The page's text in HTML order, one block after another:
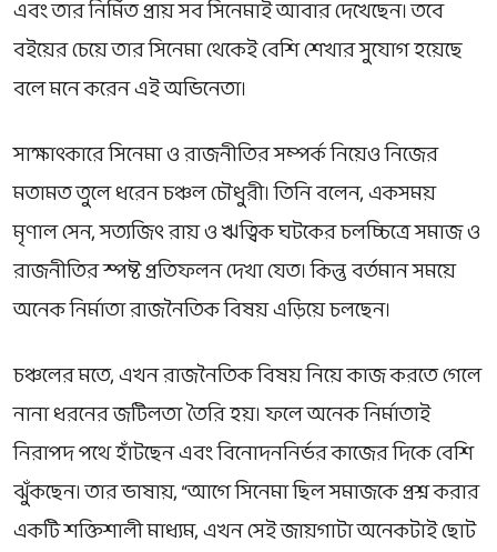
এবং তার নির্মিত প্রায় সব সিনেমাই আবার দেখেছেন। তবে
বইয়ের চেয়ে তার সিনেমা থেকেই বেশি শেখার সুযোগ হয়েছে
বলে মনে করেন এই অভিনেতা।
সাক্ষাৎকারে সিনেমা ও রাজনীতির সম্পর্ক নিয়েও নিজের
মতামত তুলে ধরেন চঞ্চল চৌধুরী। তিনি বলেন, একসময়
মৃণাল সেন, সত্যজিৎ রায় ও ঋত্বিক ঘটকের চলচ্চিত্রে সমাজ ও
রাজনীতির স্পষ্ট প্রতিফলন দেখা যেত। কিন্তু বর্তমান সময়ে
অনেক নির্মাতা রাজনৈতিক বিষয় এড়িয়ে চলছেন।
চঞ্চলের মতে, এখন রাজনৈতিক বিষয় নিয়ে কাজ করতে গেলে
নানা ধরনের জটিলতা তৈরি হয়। ফলে অনেক নির্মাতাই
নিরাপদ পথে হাঁটছেন এবং বিনোদননির্ভর কাজের দিকে বেশি
ঝুঁকছেন। তার ভাষায়, “আগে সিনেমা ছিল সমাজকে প্রশ্ন করার
একটি শক্তিশালী মাধ্যম, এখন সেই জায়গাটা অনেকটাই ছোট